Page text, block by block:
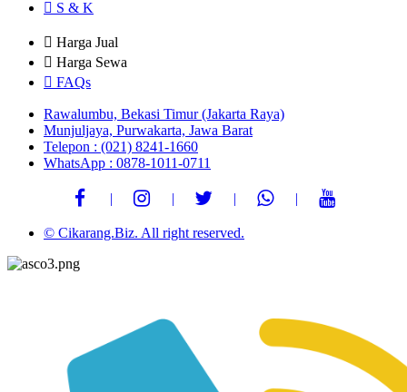
S & K
Harga Jual
Harga Sewa
FAQs
Rawalumbu, Bekasi Timur (Jakarta Raya)
Munjuljaya, Purwakarta, Jawa Barat
Telepon : (021) 8241-1660
WhatsApp : 0878-1011-0711
© Cikarang.Biz. All right reserved.